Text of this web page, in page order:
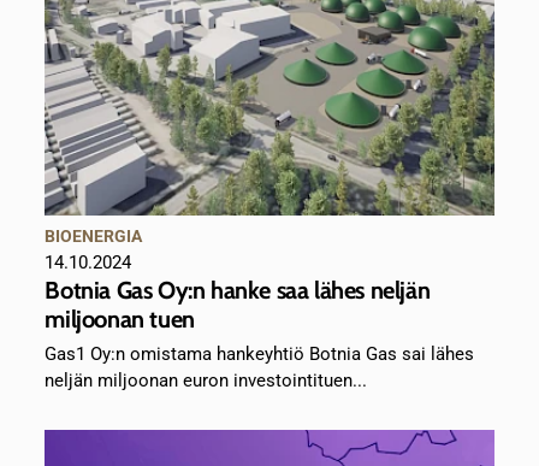
BIOENERGIA
14.10.2024
Botnia Gas Oy:n hanke saa lähes neljän
miljoonan tuen
Gas1 Oy:n omistama hankeyhtiö Botnia Gas sai lähes
neljän miljoonan euron investointituen...